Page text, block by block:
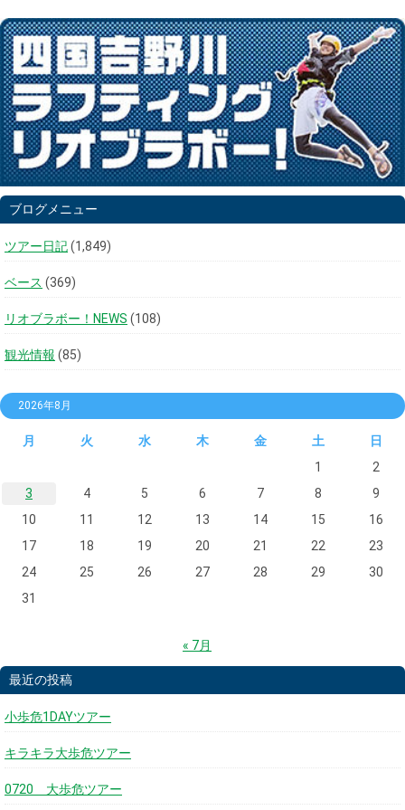
ブログメニュー
ツアー日記(1,849)
ベース (369)
リオブラボー！NEWS (108)
観光情報 (85)
2026年8月
月 火 水 木 金 土
日
1
2
3
4 5 6 7 8
9
10
11 12 13 14 15
16
17
18 19 20 21 22
23
24
25 26 27 28 29
30
31
« 7月
最近の投稿
小歩危1DAYツアー
キラキラ大歩危ツアー
0720 大歩危ツアー